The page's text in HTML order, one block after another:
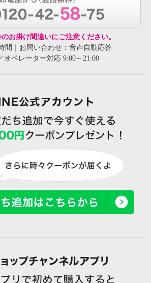
お掛け間違いにご注意ください。
間｜お問い合わせ：音声自動応答
オペレーター対応 9:00～21:00